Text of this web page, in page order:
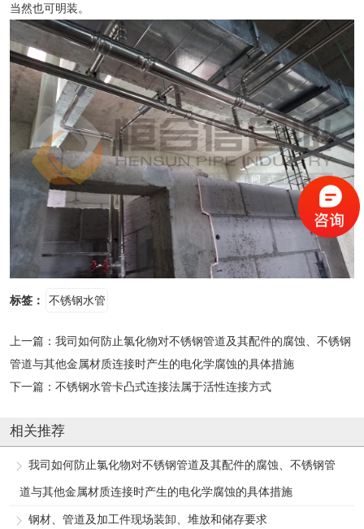
当然也可明装。
标签： 不锈钢水管
上一篇： 我司如何防止氯化物对不锈钢管道及其配件的腐蚀、不锈钢
管道与其他金属材质连接时产生的电化学腐蚀的具体措施
下一篇： 不锈钢水管卡凸式连接法属于活性连接方式
相关推荐
我司如何防止氯化物对不锈钢管道及其配件的腐蚀、不锈钢管
道与其他金属材质连接时产生的电化学腐蚀的具体措施
钢材、管道及加工件现场装卸、堆放和储存要求